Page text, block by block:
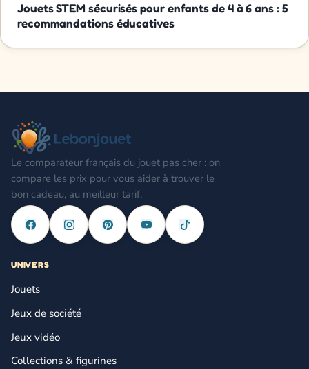
Jouets STEM sécurisés pour enfants de 4 à 6 ans : 5
recommandations éducatives
Le comparateur français du jouet pas cher : on
compare les prix pour vous aider à trouver le
bon cadeau, au meilleur tarif.
UNIVERS
Jouets
Jeux de société
Jeux vidéo
Collections & figurines